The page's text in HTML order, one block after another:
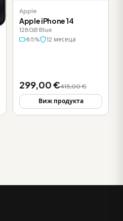
Apple
Apple iPhone 14
128GB·Blue
85%
12 месеца
299,00 €415,00 €
Виж продукта